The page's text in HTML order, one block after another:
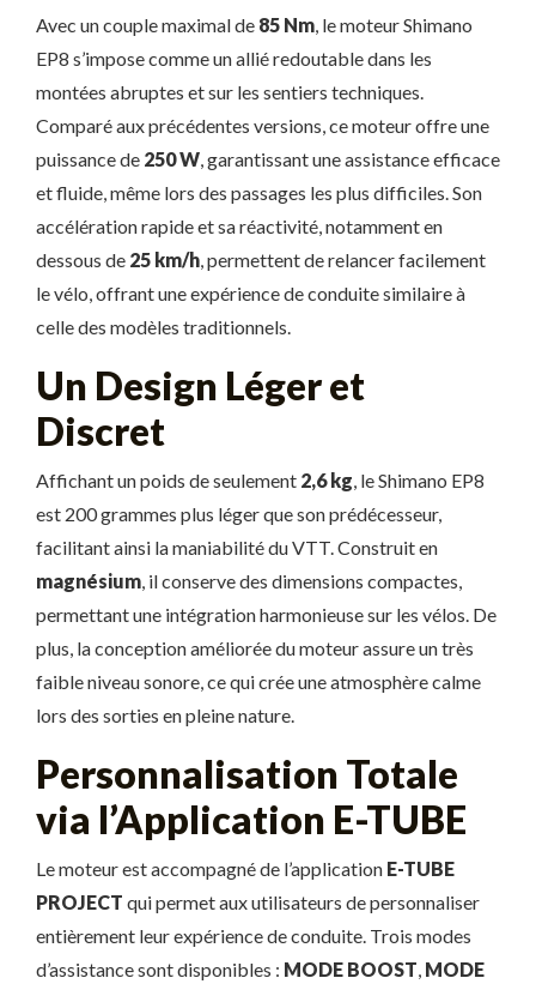
Avec un couple maximal de 85 Nm , le moteur Shimano
EP8 s’impose comme un allié redoutable dans les
montées abruptes et sur les sentiers techniques.
Comparé aux précédentes versions, ce moteur offre une
puissance de 250 W , garantissant une assistance efficace
et fluide, même lors des passages les plus difficiles. Son
accélération rapide et sa réactivité, notamment en
dessous de 25 km/h , permettent de relancer facilement
le vélo, offrant une expérience de conduite similaire à
celle des modèles traditionnels.
Un Design Léger et
Discret
Affichant un poids de seulement 2,6 kg , le Shimano EP8
est 200 grammes plus léger que son prédécesseur,
facilitant ainsi la maniabilité du VTT. Construit en
magnésium , il conserve des dimensions compactes,
permettant une intégration harmonieuse sur les vélos. De
plus, la conception améliorée du moteur assure un très
faible niveau sonore, ce qui crée une atmosphère calme
lors des sorties en pleine nature.
Personnalisation Totale
via l’Application E-TUBE
Le moteur est accompagné de l’application E-TUBE
PROJECT qui permet aux utilisateurs de personnaliser
entièrement leur expérience de conduite. Trois modes
d’assistance sont disponibles : MODE BOOST MODE